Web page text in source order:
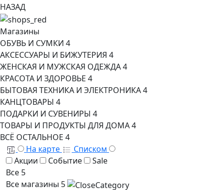
НАЗАД
Магазины
ОБУВЬ И СУМКИ 4
АКСЕССУАРЫ И БИЖУТЕРИЯ 4
ЖЕНСКАЯ И МУЖСКАЯ ОДЕЖДА4
КРАСОТА И ЗДОРОВЬЕ 4
БЫТОВАЯ ТЕХНИКА И ЭЛЕКТРОНИКА4
КАНЦТОВАРЫ 4
ПОДАРКИ И СУВЕНИРЫ 4
ТОВАРЫ И ПРОДУКТЫ ДЛЯ ДОМА4
ВСЁ ОСТАЛЬНОЕ 4
На карте
Списком
Акции
Событие
Sale
Все 5
Все магазины 5